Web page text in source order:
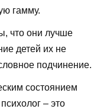
гамму.
что они лучше
детей их не
подчинение.
состоянием
– это